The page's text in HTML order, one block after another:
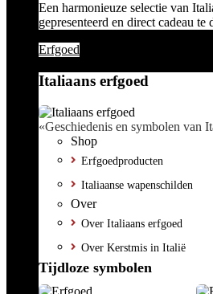
Een harmonieuze selectie van
gepresenteerd en direct cadeau te
Erfgoed
Italiaans erfgoed
«Geschiedenis en symbolen van
Shop
Erfgoedproducten
Italiaanse wapenschilden
Over
Over Italiaans erfgoed
Over Kerstmis in Italië
Tijdloze symbolen